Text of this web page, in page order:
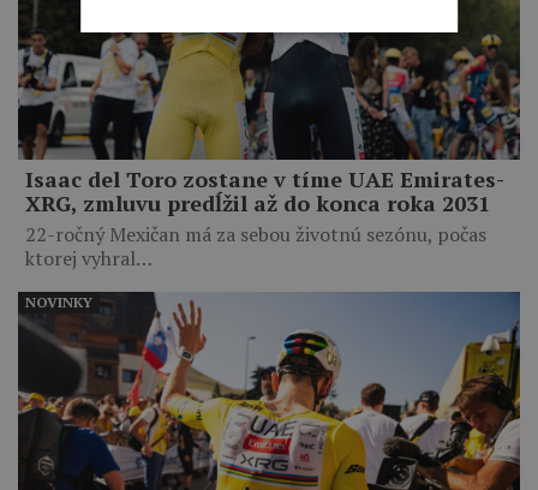
Isaac del Toro zostane v tíme UAE Emirates-
XRG, zmluvu predĺžil až do konca roka 2031
22-ročný Mexičan má za sebou životnú sezónu, počas
ktorej vyhral…
NOVINKY